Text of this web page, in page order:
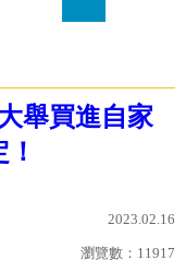
舉買進自家
2023.02.16
瀏覽數： 11917